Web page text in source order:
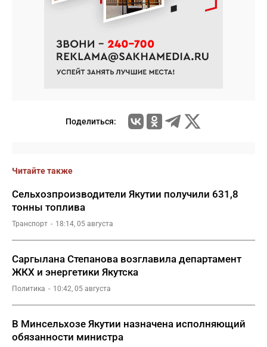
Поделиться:
Читайте также
Сельхозпроизводители Якутии получили 631,8
тонны топлива
Транспорт 18:14, 05 августа
Саргылана Степанова возглавила департамент
ЖКХ и энергетики Якутска
Политика 10:42, 05 августа
В Минсельхозе Якутии назначена исполняющий
обязанности министра